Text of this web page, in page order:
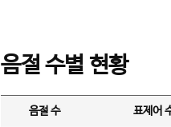
음절 수별 현황
음절 수 표제어